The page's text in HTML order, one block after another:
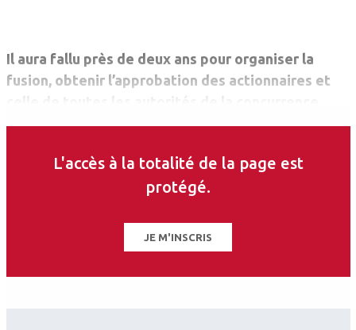
Il aura fallu près de deux ans pour ­organiser la
fusion, obtenir l’approbation des actionnaires et
mais c’est fait : la fusion des deux géants de
2017, est effective depuis le 1er octobre.
L'accès à la totalité de la page est
protégé.
JE M'INSCRIS